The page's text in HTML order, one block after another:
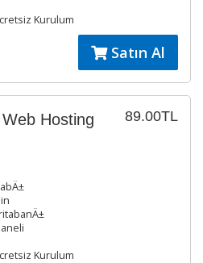
Kurulum
Satın Al
89.00TL
Hosting
Kurulum